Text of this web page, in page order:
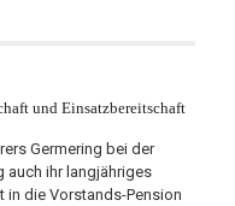
und Einsatzbereitschaft
Germering bei der
auch ihr langjähriges
die Vorstands-Pension